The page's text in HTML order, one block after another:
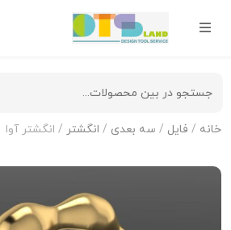
خانه / فایل / سه بعدی / انگشتر / انگشتر آوا